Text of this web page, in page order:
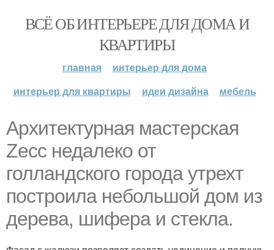
ВСЁ ОБ ИНТЕРЬЕРЕ ДЛЯ ДОМА И
КВАРТИРЫ
главная
интерьер для дома
интерьер для квартиры
идеи дизайна мебель
Архитектурная мастерская
Zecc недалеко от
голландского города утрехт
построила небольшой дом из
дерева, шифера и стекла.